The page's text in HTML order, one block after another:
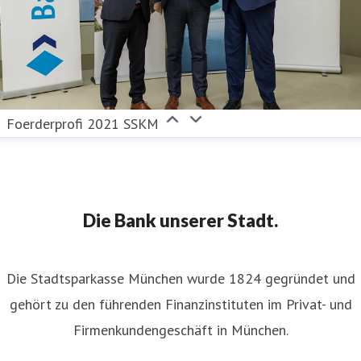
Foerderprofi 2021 SSKM
Die Bank unserer Stadt.
Die Stadtsparkasse München wurde 1824 gegründet und
gehört zu den führenden Finanzinstituten im Privat- und
Firmenkundengeschäft in München.